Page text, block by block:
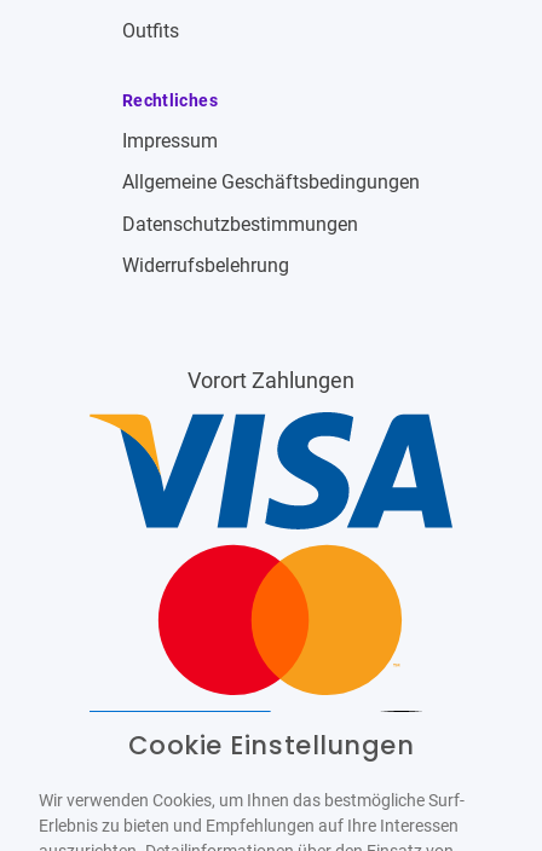
Outfits
Rechtliches
Impressum
Allgemeine Geschäftsbedingungen
Datenschutzbestimmungen
Widerrufsbelehrung
Vorort Zahlungen
WCAG-2.1-AA
Cookie Einstellungen
Wir verwenden Cookies, um Ihnen das bestmögliche Surf-
Erlebnis zu bieten und Empfehlungen auf Ihre Interessen